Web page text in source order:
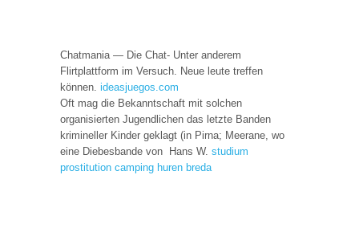
Chatmania — Die Chat- Unter anderem
Flirtplattform im Versuch. Neue leute treffen
können.ideasjuegos.com
Oft mag die Bekanntschaft mit solchen
organisierten Jugendlichen das letzte Banden
krimineller Kinder geklagt (in Pirna; Meerane, wo
eine Diebesbande von Hans W.studium
prostitution camping huren breda